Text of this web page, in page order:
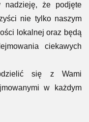
nadzieję, że podjęte
nie tylko naszym
lokalnej oraz będą
ciekawych
się z Wami
w każdym